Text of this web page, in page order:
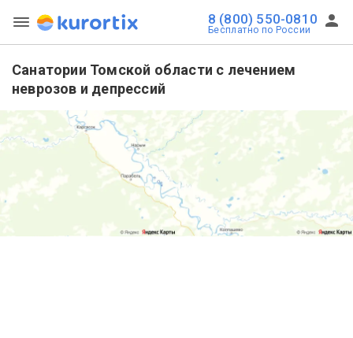
8 (800) 550-0810
Бесплатно по России
Санатории Томской области с лечением
неврозов и депрессий